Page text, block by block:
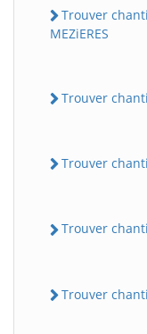
Trouver
MEZiERES
Trouver
Trouver
Trouver
Trouver